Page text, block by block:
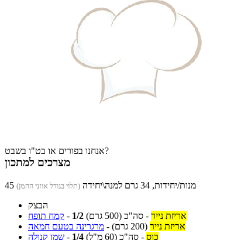
אנחנו בפורים או בט"ו בשבט?
מצרכים למתכון
45 מנות/יחידות, 34 גרם למנה\יחידה (תלוי בגודל אוזני ההמן)
הבצק
קמח תופח - 1/2 אריזת נייר - סה"כ (500 גרם)
מרגרינה בטעם חמאה - אריזת נייר (200 גרם)
שמן קנולה - 1/4 כוס - סה"כ (60 מ"ל)